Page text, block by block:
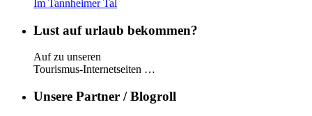
Im Tannheimer Tal
Lust auf urlaub bekommen?
Auf zu unseren
Tourismus-Internetseiten …
Unsere Partner / Blogroll